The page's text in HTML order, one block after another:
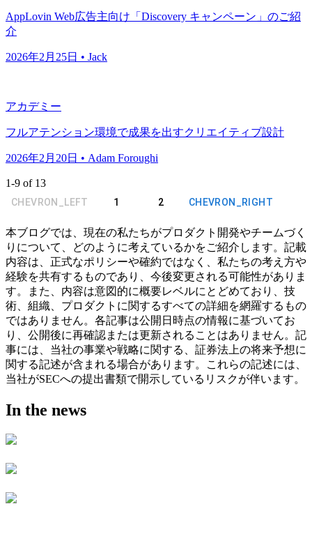
AppLovin Web広告主向け「Discovery キャンペーン」のご紹
介
2026年2月25日 • Jack
アカデミー
フルアテンション環境で成果を出すクリエイティブ設計
2026年2月20日 • Adam Foroughi
1-9 of 13
CHEVRON_LEFT 1 2 CHEVRON_RIGHT
本ブログでは、現在の私たちがプロダクト開発やチームづく
りについて、どのように考えているかをご紹介します。記載
内容は、正式なポリシーや確約ではなく、私たちの考え方や
経験を共有するものであり、今後変更される可能性がありま
す。また、内容は意図的に概要レベルにとどめており、技
術、組織、プロダクトに関するすべての詳細を網羅するもの
ではありません。各記事は公開日時点の情報に基づいてお
り、公開後に再確認または更新されることはありません。記
事には、当社の事業や戦略に関する、証券法上の将来予想に
関する記述が含まれる場合があります。これらの記述には、
当社がSECへの提出書類で開示しているリスクが伴います。
In the news